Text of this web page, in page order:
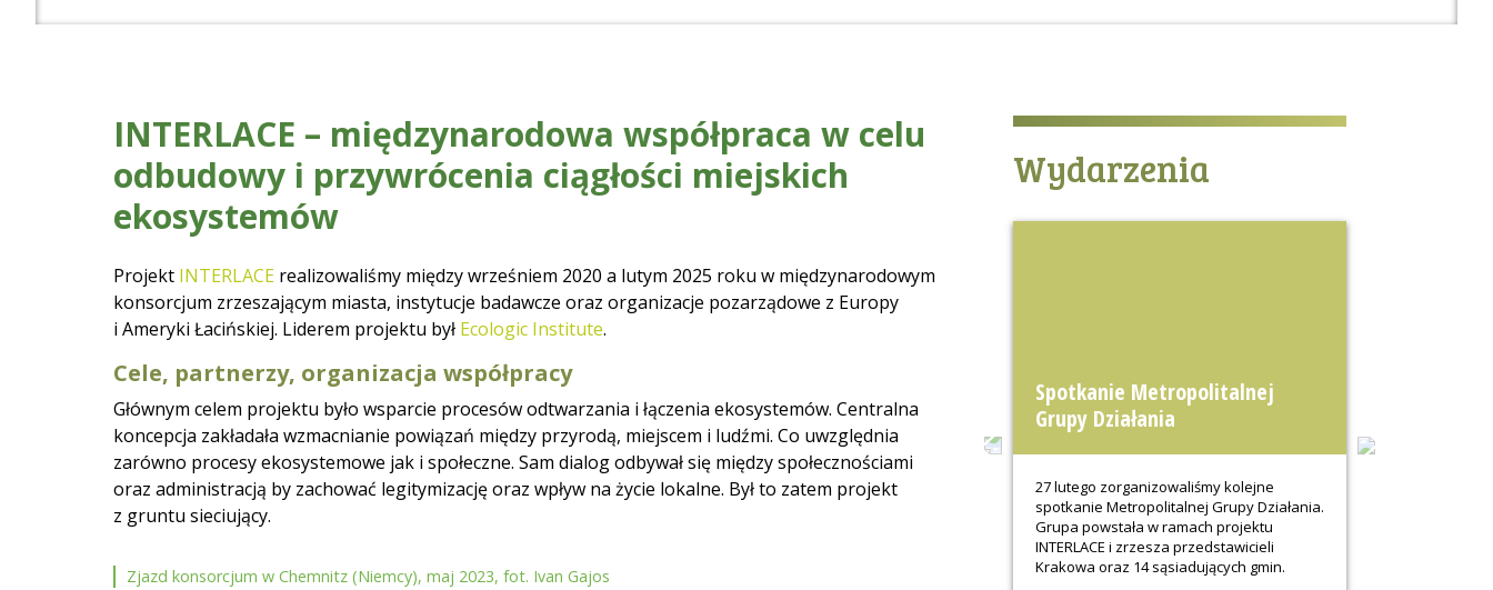
INTERLACE – międzynarodowa współpraca w celu
odbudowy i przywrócenia ciągłości miejskich
ekosystemów
Projekt INTERLACE realizowaliśmy między wrześniem 2020 a lutym 2025 roku w międzynarodowym
konsorcjum zrzeszającym miasta, instytucje badawcze oraz organizacje pozarządowe z Europy
i Ameryki Łacińskiej. Liderem projektu był Ecologic Institute.
Cele, partnerzy, organizacja współpracy
Głównym celem projektu było wsparcie procesów odtwarzania i łączenia ekosystemów. Centralna
koncepcja zakładała wzmacnianie powiązań między przyrodą, miejscem i ludźmi. Co uwzględnia
zarówno procesy ekosystemowe jak i społeczne. Sam dialog odbywał się między społecznościami
oraz administracją by zachować legitymizację oraz wpływ na życie lokalne. Był to zatem projekt
z gruntu sieciujący.
Zjazd konsorcjum w Chemnitz (Niemcy), maj 2023, fot. Ivan Gajos
Wydarzenia
Spotkanie Metropolitalnej
Grupy Działania
27 lutego zorganizowaliśmy kolejne
spotkanie Metropolitalnej Grupy Działania.
Grupa powstała w ramach projektu
INTERLACE i zrzesza przedstawicieli
Krakowa oraz 14 sąsiadujących gmin.
Previous Next